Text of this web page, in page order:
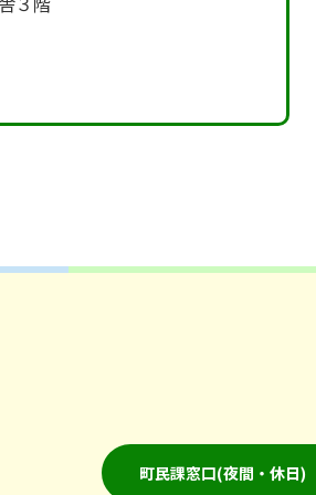
町民課窓口(夜間・休日)